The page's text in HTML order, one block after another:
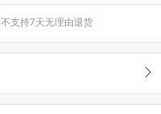
不支持7天无理由退货